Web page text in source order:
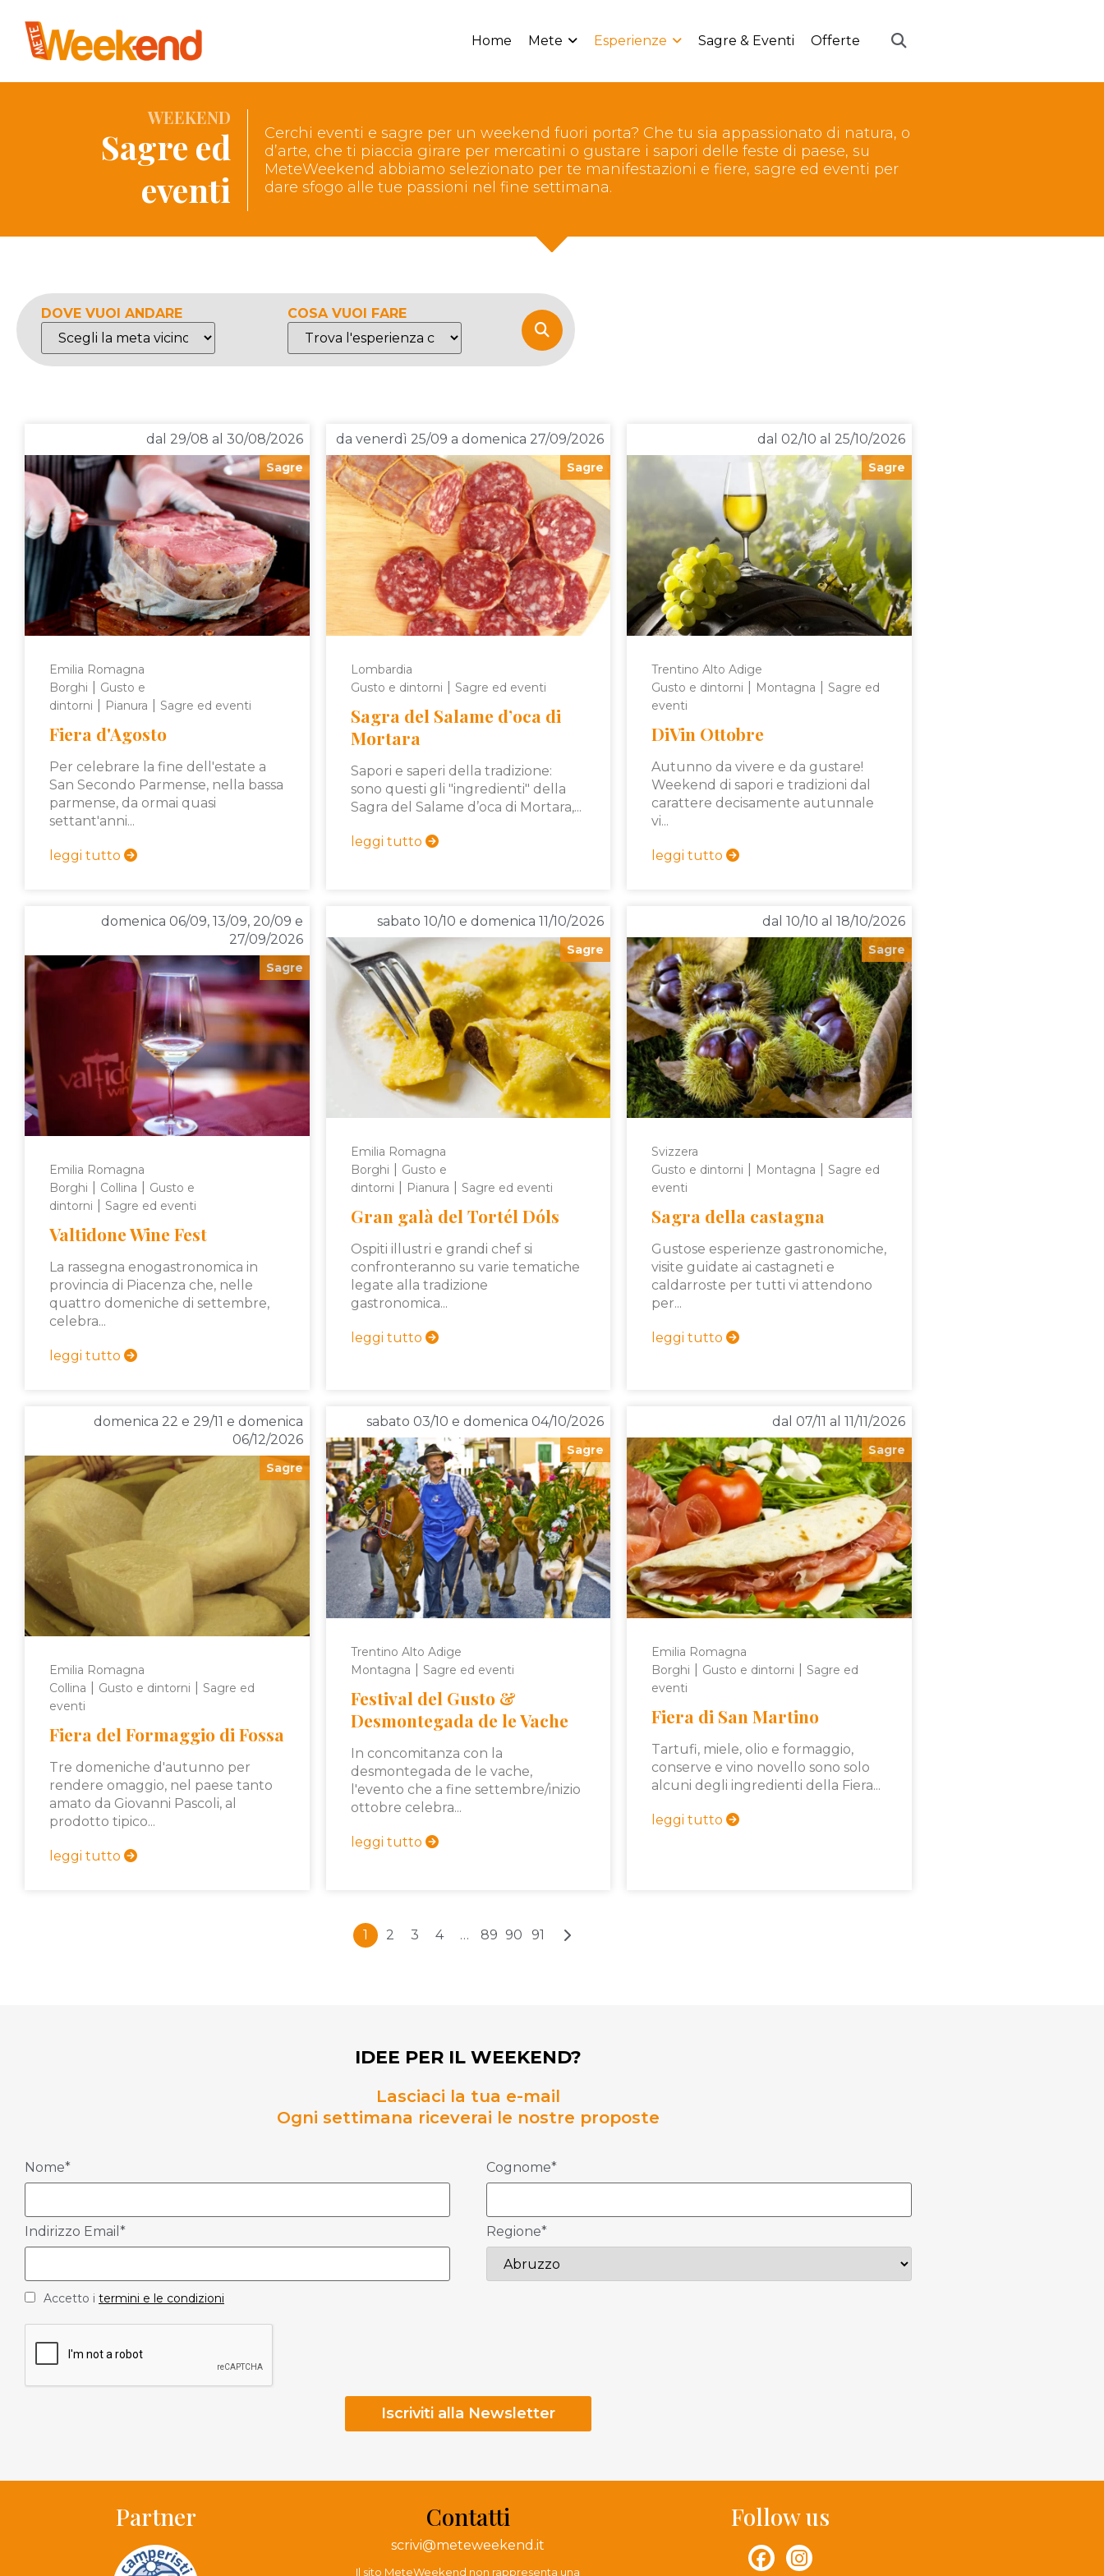
Home Mete Esperienze Sagre & Eventi Offerte
WEEKEND
Sagre ed
eventi
Cerchi eventi e sagre per un weekend fuori porta? Che tu sia appassionato di natura, o
d’arte, che ti piaccia girare per mercatini o gustare i sapori delle feste di paese, su
MeteWeekend abbiamo selezionato per te manifestazioni e fiere, sagre ed eventi per
dare sfogo alle tue passioni nel fine settimana.
DOVE VUOI ANDARE
COSA VUOI FARE

dal 29/08 al 30/08/2026
Sagre
Emilia Romagna
Borghi
Gusto e
dintorni
Pianura Sagre ed eventi
Fiera d'Agosto
Per celebrare la fine dell'estate a
San Secondo Parmense, nella bassa
parmense, da ormai quasi
settant'anni...
leggi tutto
da venerdì 25/09 a domenica 27/09/2026
Sagre
Lombardia
Gusto e dintorni
Sagre ed eventi
Sagra del Salame d’oca di
Mortara
Sapori e saperi della tradizione:
sono questi gli "ingredienti" della
Sagra del Salame d’oca di Mortara,...
leggi tutto
dal 02/10 al 25/10/2026
Sagre
Trentino Alto Adige
Gusto e dintorni
Montagna
Sagre ed
eventi
DiVin Ottobre
Autunno da vivere e da gustare!
Weekend di sapori e tradizioni dal
carattere decisamente autunnale
vi...
leggi tutto
domenica 06/09, 13/09, 20/09 e
27/09/2026
Sagre
Emilia Romagna
Borghi
Collina
Gusto e
dintorni
Sagre ed eventi
Valtidone Wine Fest
La rassegna enogastronomica in
provincia di Piacenza che, nelle
quattro domeniche di settembre,
celebra...
leggi tutto
sabato 10/10 e domenica 11/10/2026
Sagre
Emilia Romagna
Borghi
Gusto e
dintorni
Pianura Sagre ed eventi
Gran galà del Tortél Dóls
Ospiti illustri e grandi chef si
confronteranno su varie tematiche
legate alla tradizione
gastronomica...
leggi tutto
dal 10/10 al 18/10/2026
Sagre
Svizzera
Gusto e dintorni
Montagna
Sagre ed
eventi
Sagra della castagna
Gustose esperienze gastronomiche,
visite guidate ai castagneti e
caldarroste per tutti vi attendono
per...
leggi tutto
domenica 22 e 29/11 e domenica
06/12/2026
Sagre
Emilia Romagna
Collina
Gusto e dintorni
Sagre ed
eventi
Fiera del Formaggio di Fossa
Tre domeniche d'autunno per
rendere omaggio, nel paese tanto
amato da Giovanni Pascoli, al
prodotto tipico...
leggi tutto
sabato 03/10 e domenica 04/10/2026
Sagre
Trentino Alto Adige
Montagna
Sagre ed eventi
Festival del Gusto &
Desmontegada de le Vache
In concomitanza con la
desmontegada de le vache,
l'evento che a fine settembre/inizio
ottobre celebra...
leggi tutto
dal 07/11 al 11/11/2026
Sagre
Emilia Romagna
Borghi
Gusto e dintorni
Sagre ed
eventi
Fiera di San Martino
Tartufi, miele, olio e formaggio,
conserve e vino novello sono solo
alcuni degli ingredienti della Fiera...
leggi tutto
1 2 3 4 … 89 90 91
IDEE PER IL WEEKEND?
Lasciaci la tua e-mail
Ogni settimana riceverai le nostre proposte
Nome* Cognome*
Indirizzo Email* Regione*
Accetto i termini e le condizioni
Partner Contatti
scrivi@meteweekend.it
Il sito MeteWeekend non rappresenta una
Follow us